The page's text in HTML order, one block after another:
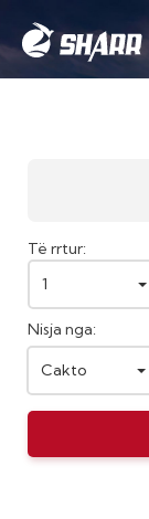
Të rrtur:
1
Nisja nga:
Cakto